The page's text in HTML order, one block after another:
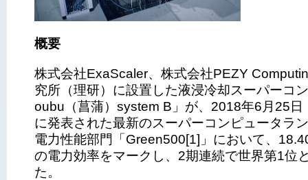
概要
株式会社ExaScaler、株式会社PEZY
究所（理研）に設置した液浸冷却スーパーコ
oubu（菖蒲）system B」が、2018年6月25日
に発表された最新のスーパーコンピュータラ
電力性能部門「Green500[1]」において、
の電力効率をマークし、2期連続で世界第1位
た。